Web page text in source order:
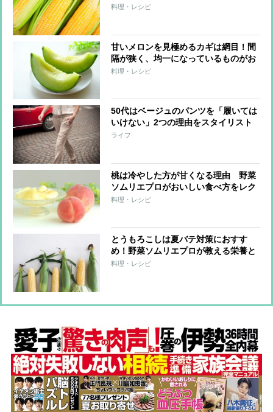
の理由
料理・レシピ
甘いメロンを見極めるカギは網目！間
隔が狭く、均一になっているものがお
いしい
料理・レシピ
50代はベージュのパンツを「履いては
いけない」2つの理由をスタイリスト
が解説
ライフ
桃は冷やした方が甘くなる理由 野菜
ソムリエプロがおいしい食べ方をレク
チャー
料理・レシピ
とうもろこしは夏バテ対策におすす
め！野菜ソムリエプロが教える栄養と
簡単ご飯レシピ
料理・レシピ